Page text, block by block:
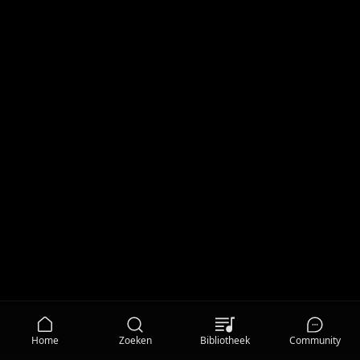
Home Zoeken Bibliotheek Community